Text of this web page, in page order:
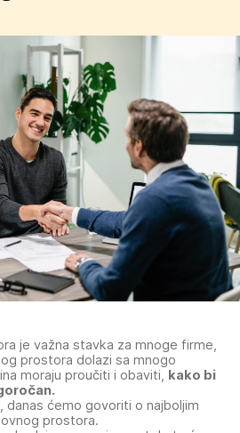
je važna stavka za mnoge firme,
prostora dolazi sa mnogo
moraju proučiti i obaviti, kako bi
danas ćemo govoriti o najboljim
prostora.